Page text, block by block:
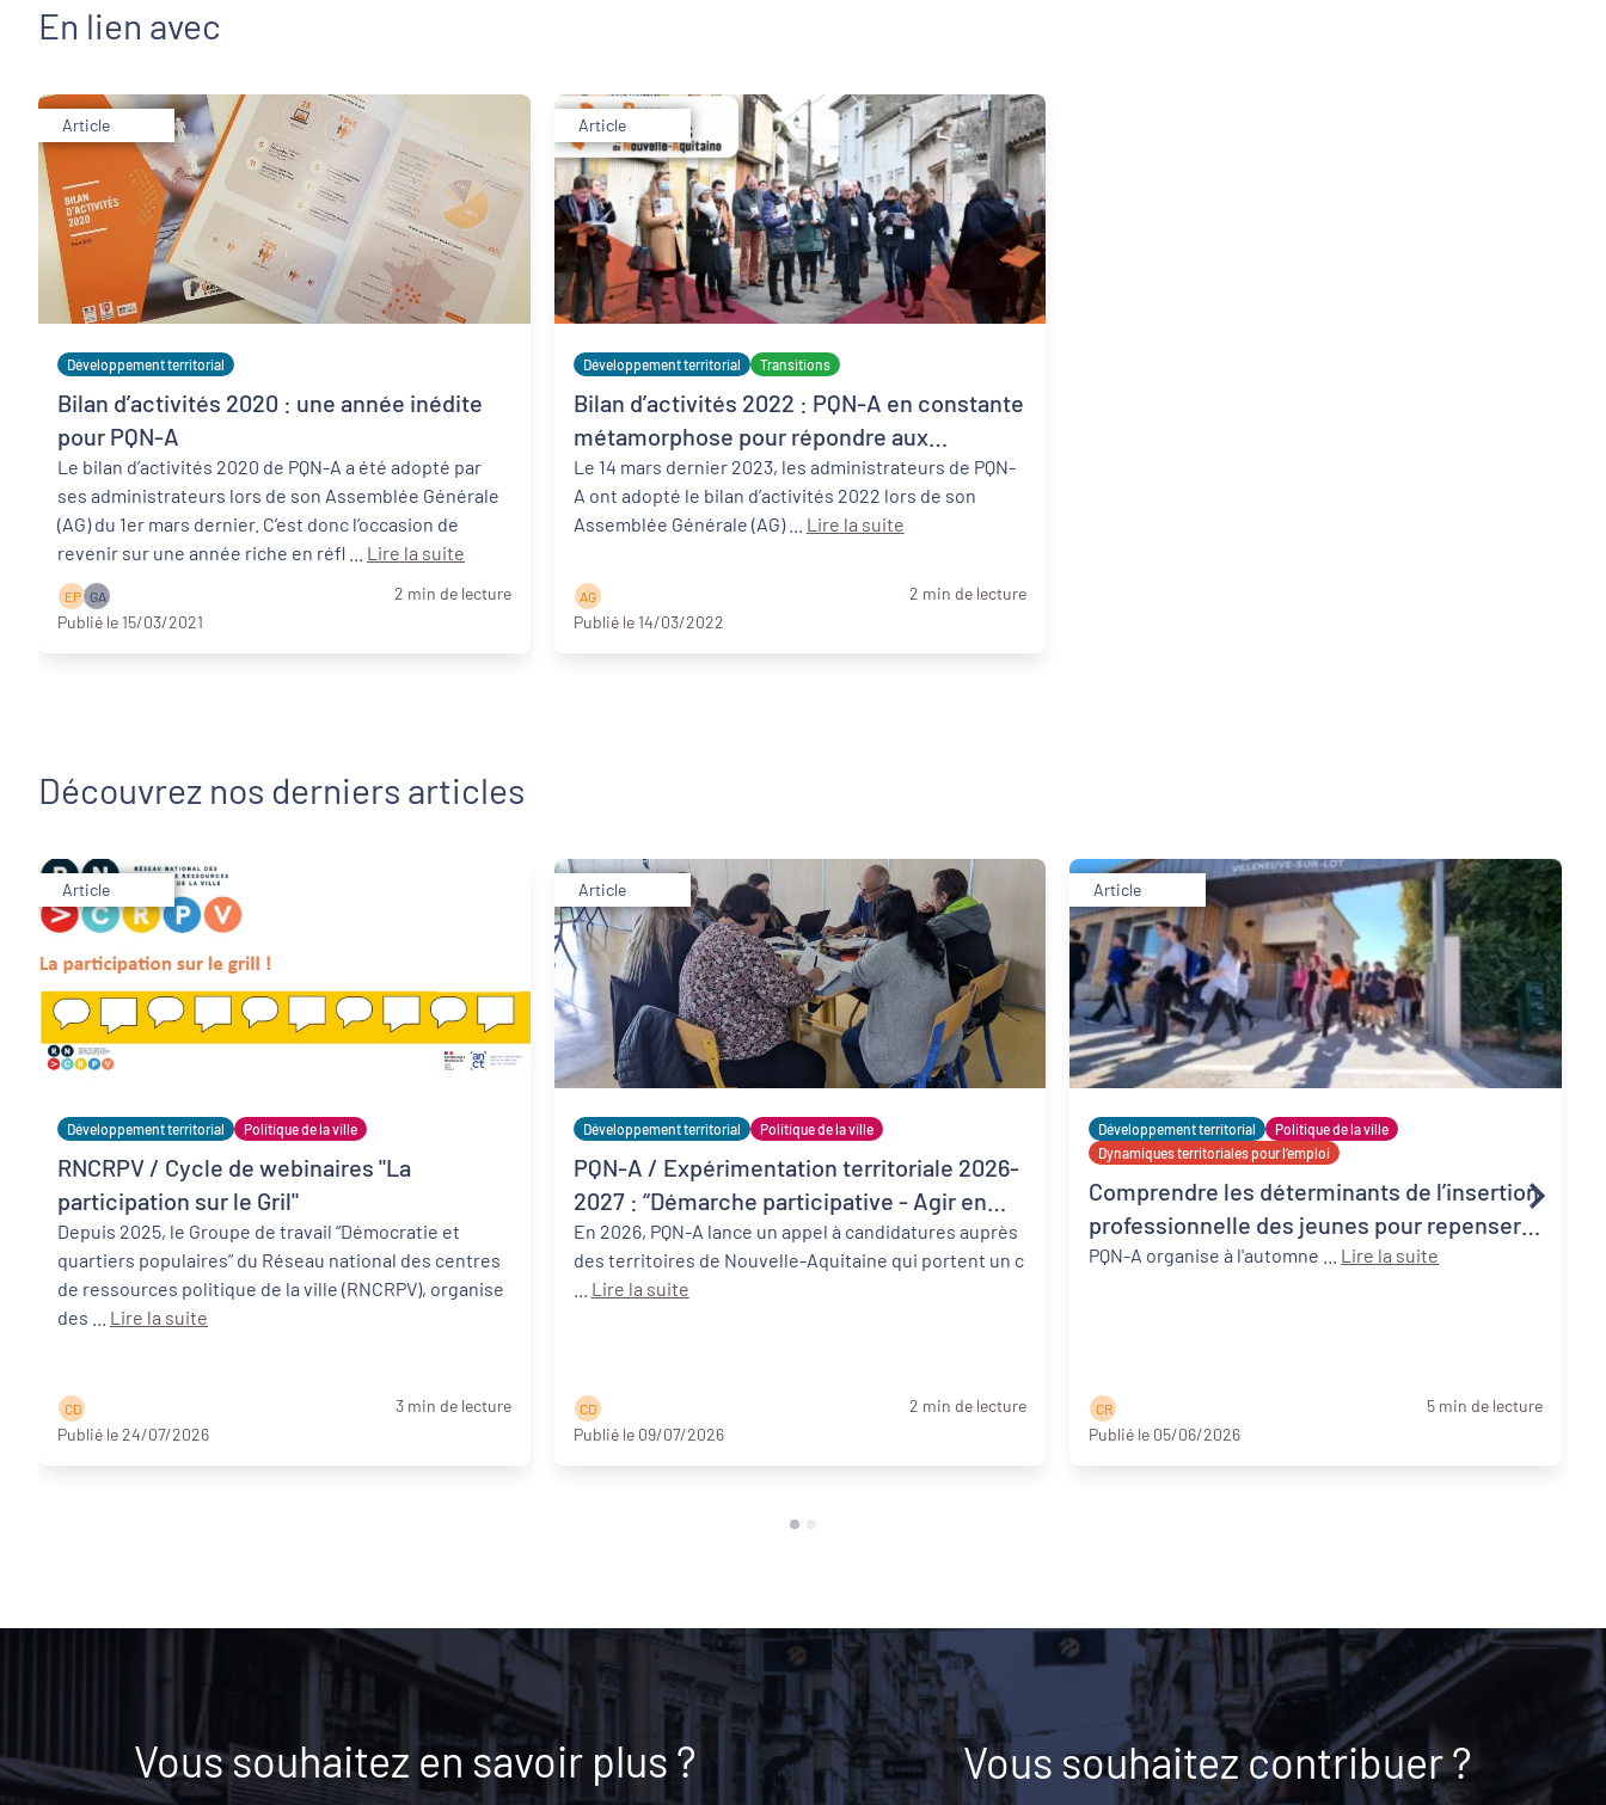
En lien avec
Article
Développement territorial
Bilan d’activités 2020 : une année inédite
pour PQN-A
Le bilan d’activités 2020 de PQN-A a été adopté par
ses administrateurs lors de son Assemblée Générale
(AG) du 1er mars dernier. C’est donc l’occasion de
Lire la suite
E P G A
2 min de lecture
Publié le 15/03/2021
Article
Développement territorial Transitions
Bilan d’activités 2022 : PQN-A en constante
métamorphose pour répondre aux
transformations à venir des territoires
Le 14 mars dernier 2023, les administrateurs de PQN-
A ont adopté le bilan d’activités 2022 lors de son
Lire la suite
A G
2 min de lecture
Publié le 14/03/2022
Découvrez nos derniers articles
Article
Développement territorial Politique de la ville
RNCRPV / Cycle de webinaires "La
participation sur le Gril"
Depuis 2025, le Groupe de travail “Démocratie et
quartiers populaires” du Réseau national des centres
de ressources politique de la ville (RNCRPV), organise
Lire la suite
C D
3 min de lecture
Publié le 24/07/2026
Article
Développement territorial Politique de la ville
PQN-A / Expérimentation territoriale 2026-
2027 : “Démarche participative - Agir en
QPV avec la participation de personnes en
situation de précarité”
En 2026, PQN-A lance un appel à candidatures auprès
des territoires de Nouvelle-Aquitaine qui portent un c
Lire la suite
C D
2 min de lecture
Publié le 09/07/2026
Article
Développement territorial
Politique de la ville
Dynamiques territoriales pour l’emploi
Comprendre les déterminants de l’insertion
professionnelle des jeunes pour repenser
l’action locale : PQN-A propose des ateliers
Lire la suite
C R
5 min de lecture
Publié le 05/06/2026
Vous souhaitez en savoir plus ? Vous souhaitez contribuer ?